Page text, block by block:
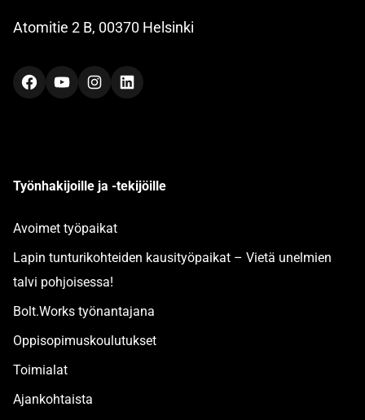
Atomitie 2 B, 00370 Helsinki
FacebookYouTubeInstagramLinkedIn
Työnhakijoille ja -tekijöille
Avoimet työpaikat
Lapin tunturikohteiden kausityöpaikat – Vietä unelmien
talvi pohjoisessa!
Bolt.Works työnantajana
Oppisopimuskoulutukset
Toimialat
Ajankohtaista